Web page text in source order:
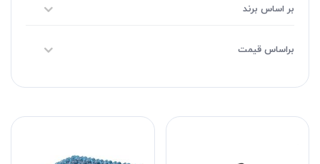
بر اساس برند
براساس قیمت